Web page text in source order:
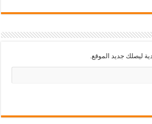
ليصلك جديد الموقع.